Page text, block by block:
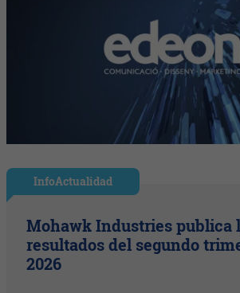
InfoActualidad
Mohawk Industries publica
resultados del segundo
2026